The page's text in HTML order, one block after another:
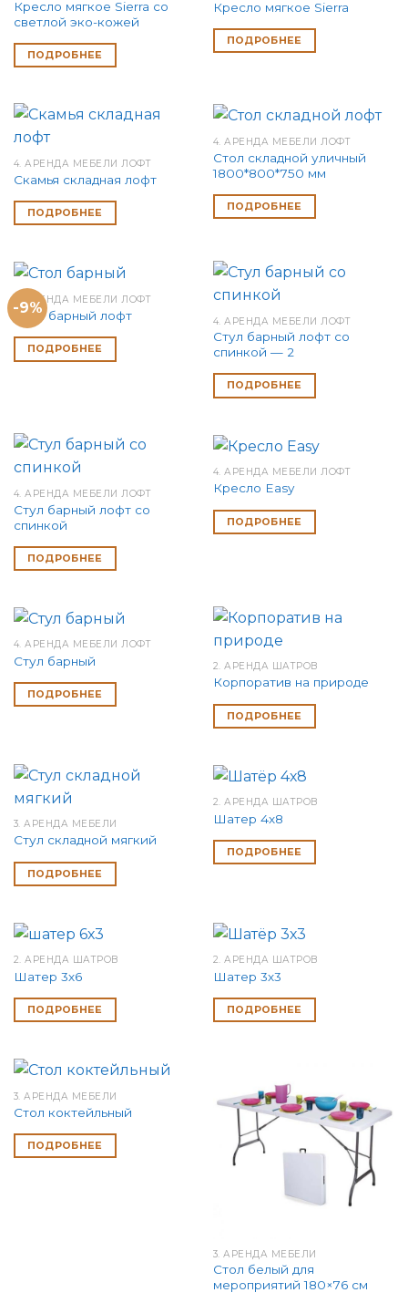
Кресло мягкое Sierra со
светлой эко-кожей
ПОДРОБНЕЕ
Кресло мягкое Sierra
ПОДРОБНЕЕ
4. АРЕНДА МЕБЕЛИ ЛОФТ
Скамья складная лофт
ПОДРОБНЕЕ
4. АРЕНДА МЕБЕЛИ ЛОФТ
Стол складной уличный
1800*800*750 мм
ПОДРОБНЕЕ
-9%
4. АРЕНДА МЕБЕЛИ ЛОФТ
Стол барный лофт
ПОДРОБНЕЕ
4. АРЕНДА МЕБЕЛИ ЛОФТ
Стул барный лофт со
спинкой — 2
ПОДРОБНЕЕ
4. АРЕНДА МЕБЕЛИ ЛОФТ
Стул барный лофт со
спинкой
ПОДРОБНЕЕ
4. АРЕНДА МЕБЕЛИ ЛОФТ
Кресло Easy
ПОДРОБНЕЕ
4. АРЕНДА МЕБЕЛИ ЛОФТ
Стул барный
ПОДРОБНЕЕ
2. АРЕНДА ШАТРОВ
Корпоратив на природе
ПОДРОБНЕЕ
3. АРЕНДА МЕБЕЛИ
Стул складной мягкий
ПОДРОБНЕЕ
2. АРЕНДА ШАТРОВ
Шатер 4х8
ПОДРОБНЕЕ
2. АРЕНДА ШАТРОВ
Шатер 3х6
ПОДРОБНЕЕ
2. АРЕНДА ШАТРОВ
Шатер 3х3
ПОДРОБНЕЕ
3. АРЕНДА МЕБЕЛИ
Стол коктейльный
ПОДРОБНЕЕ
3. АРЕНДА МЕБЕЛИ
Стол белый для
мероприятий 180×76 см